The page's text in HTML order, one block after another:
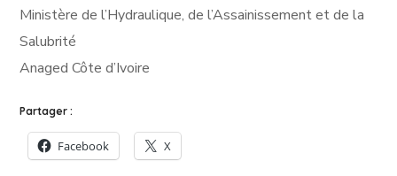
Ministère de l’Hydraulique, de l’Assainissement et de la
Salubrité
Anaged Côte d’Ivoire
Partager :
Facebook X